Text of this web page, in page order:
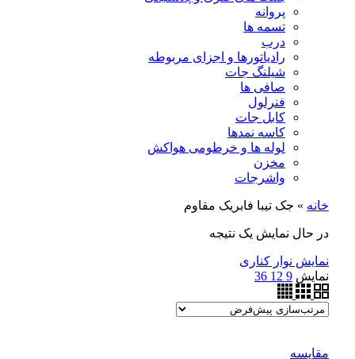
پروانه
تسمه ها
درب
رادیاتورها و اجزای مربوطه
شیلنگ جات
صافی ها
فنرلول
کابل جات
کاسه نمدها
لوله ها و خرطومی هواکش
مخزن
واشرجات
خانه » جک تیبا فابریک مقاوم
در حال نمایش یک نتیجه
نمایش نوار کناری
نمایش 9
12
36
مقايسه